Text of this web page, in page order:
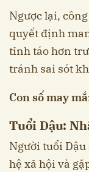
Ngược lại,
quyết định
tỉnh táo hơn
tránh sai sót
Con số may
Tuổi Dậu:
Người tuổi
hệ xã hội và